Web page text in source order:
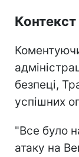
безпеці,
успішних
"Все було
атаку на